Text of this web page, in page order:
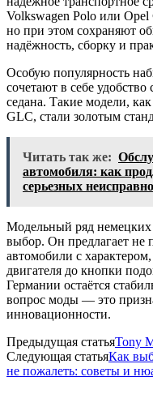
Volkswagen Polo или
но при этом сохраняют
надёжность, сборку и
Особую популярность
сочетают в себе
седана. Такие модели,
GLC, стали золотым
Читать так же:
автомобиля: как
серьезных
Модельный ряд
выбор. Он предлагает не
автомобили с
двигателя до кнопки
Германии остаётся
вопрос моды — это
инновационности.
Предыдущая статьяTony
Следующая статьяКак
не пожалеть: советы и